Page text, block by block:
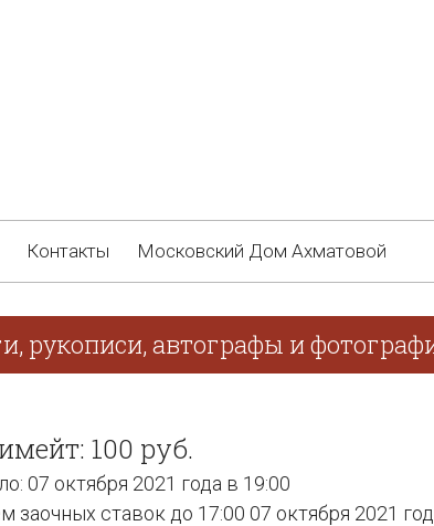
Контакты Московский Дом Ахматовой
рукописи, автографы и
100 руб.
07 октября 2021 года в 19:00
заочных ставок до 17:00 07 октября 2021